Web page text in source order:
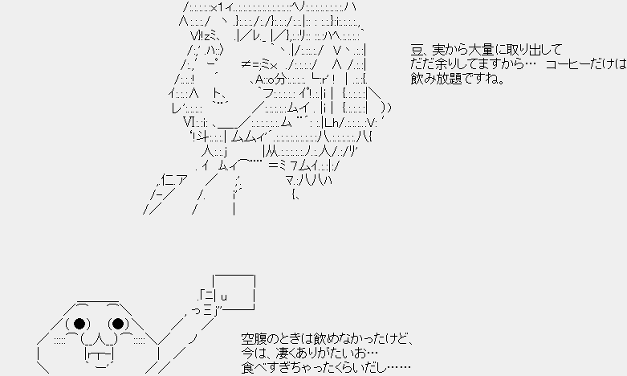
/:.:.:.:.:x１ィ..:.:.:.:.:.:.:.:.:.:.::ﾍﾉ:.:.:.:.:.:.:.:.ハ
∧:.:.:./ ヽ .}:.:.:./:./}:.:.:/:.:.|:: : :.:.}:i:.:.:.:.,
V}!zﾐ､ .|／ﾚ._ |／},:.:ﾘ:: ::.:ﾊﾍ.:.:.:.:｀
/:,' .ﾊ::〉 ｀丶.|/:.::.:./ V丶.:.:| 豆、実から大量に取り出して
/:.,′ｰﾟ ≠=;ミｘ ./:.:.:.:/ ∧ /.:.:| だだ余りしてますから… コーヒーだけは
/:.:.:! ´ ､A::o分:.:.:.:.└:r' ! ｜.:.:{. 飲み放題ですね。
ｲ:.:.:∧ ト､ ｀フ:.:.:.:.: ｲﾟ!.:.|ｉ | {.:.:.:.:|＼
レ':.:.:.: ｀¨´ ／:.:.:.:.:ムイ . |ｉ | {.:.:.:.:| ）)
Ⅵ:.:i: ､＿__／:.:.:.:.:.:.ム ¨´: :.|Ｌh/.:.:.:..:V: ′
‘!斗:.:.:.| 厶厶ィ'´.:.:.:.:.:.:.:.:.:八.:.:.:.:.:.八{
人:.:.j |从.:.:.:.:.:.ﾉ.:.人/.:/ﾘ'
. ｲ ﾑ.ィ⌒¨¨ ＝ﾐ ７厶ｲ.:.:|:/
,.仁.ア ／ ;'. ﾏ.:八八ﾊ
/-／ /. i'´ {､
/／ / |
＿＿＿_ .｢ﾆ| u |
／⌒ ⌒＼ , っΞｊ''──┘
／（ ●） （●）＼ ／ ／
／ :::::⌒（__人__）⌒:::::＼／ ノ 空腹のときは飲めなかったけど、
| |r┬-| | ／ 今は、凄くありがたいお…
＼ ｀ ー'´ ／／ 食べすぎちゃったくらいだし……